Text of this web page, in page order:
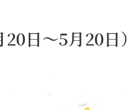
20日～5月20